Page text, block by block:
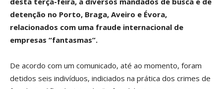
detenção no Porto, Braga, Aveiro e Évora,
relacionados com uma fraude internacional de
empresas “fantasmas”.
De acordo com um comunicado, até ao momento, foram
detidos seis indivíduos, indiciados na prática dos crimes de